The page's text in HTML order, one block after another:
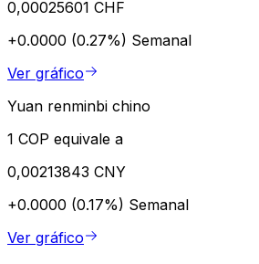
0,00025601 CHF
+0.0000 (0.27%) Semanal
Ver gráfico
Yuan renminbi chino
1 COP equivale a
0,00213843 CNY
+0.0000 (0.17%) Semanal
Ver gráfico